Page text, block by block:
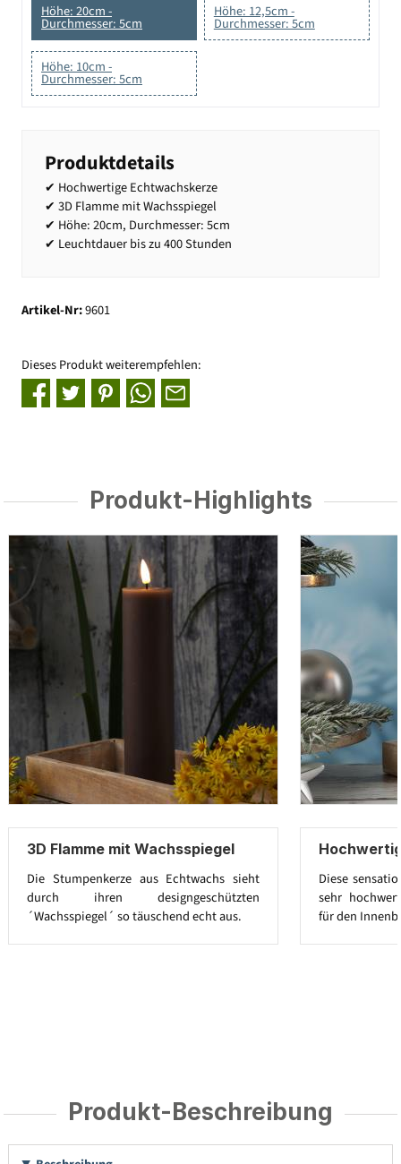
Höhe: 20cm -
Durchmesser: 5cm
Höhe: 12,5cm -
Durchmesser: 5cm
Höhe: 10cm -
Durchmesser: 5cm
Produktdetails
✔ Hochwertige Echtwachskerze
✔ 3D Flamme mit Wachsspiegel
✔ Höhe: 20cm, Durchmesser: 5cm
✔ Leuchtdauer bis zu 400 Stunden
Artikel-Nr:9601
Dieses Produkt weiterempfehlen:
Produkt-Highlights
3D Flamme mit Wachsspiegel
Die Stumpenkerze aus Echtwachs sieht
durch ihren designgeschützten
´Wachsspiegel´ so täuschend echt aus.
Diese
sehr
für den
Produkt-Beschreibung